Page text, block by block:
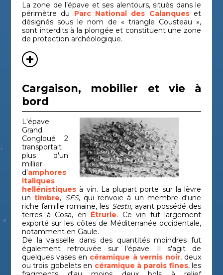
La zone de l’épave et ses alentours, situés dans le
périmètre du Parc National des Calanqueset
désignés sous le nom de « triangle Cousteau »,
sont interdits à la plongée et constituent une zone
de protection archéologique.
Cargaison, mobilier et vie à
bord
L'épave
Grand
Congloué 2
transportait
plus d'un
millier
d'amphores
italiques
hellénistiques à vin. La plupart porte sur la lèvre
untimbre, SES, qui renvoie à un membre d'une
riche famille romaine, les Sestii, ayant possédé des
terres à Cosa, en Étrurie. Ce vin fut largement
exporté sur les côtes de Méditerranée occidentale,
notamment en Gaule.
De la vaisselle dans des quantités moindres fut
également retrouvée sur l'épave. Il s'agit de
quelques vases en céramique à vernis noir, deux
ou trois gobelets en céramique à parois fines, les